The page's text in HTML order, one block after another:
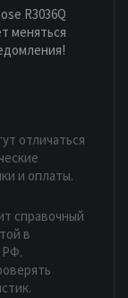
R3036Q
меняться
отличаться
и оплаты.
справочный
в
РФ.